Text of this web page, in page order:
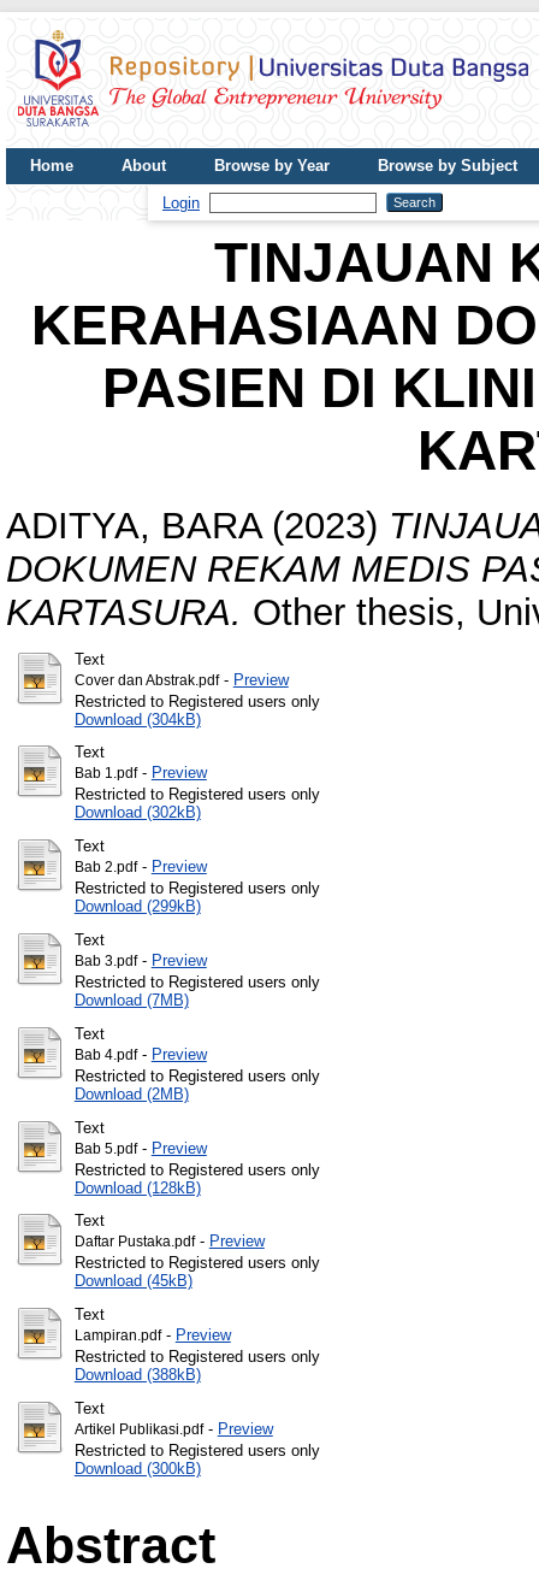
Home About Browse by Year
Browse by Subject
Login
TINJAUAN
KERAHASIAAN
PASIEN DI
ADITYA, BARA(2023)
DOKUMEN REKAM MEDIS
KARTASURA. Other thesis,
Text
Cover dan Abstrak.pdf- Preview
Restricted to Registered users only
Download (304kB)
Text
Bab 1.pdf- Preview
Restricted to Registered users only
Download (302kB)
Text
Bab 2.pdf- Preview
Restricted to Registered users only
Download (299kB)
Text
Bab 3.pdf- Preview
Restricted to Registered users only
Download (7MB)
Text
Bab 4.pdf- Preview
Restricted to Registered users only
Download (2MB)
Text
Bab 5.pdf- Preview
Restricted to Registered users only
Download (128kB)
Text
Daftar Pustaka.pdf- Preview
Restricted to Registered users only
Download (45kB)
Text
Lampiran.pdf- Preview
Restricted to Registered users only
Download (388kB)
Text
Artikel Publikasi.pdf- Preview
Restricted to Registered users only
Download (300kB)
Abstract